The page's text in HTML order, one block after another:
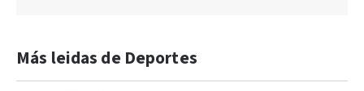
Más leidas de Deportes